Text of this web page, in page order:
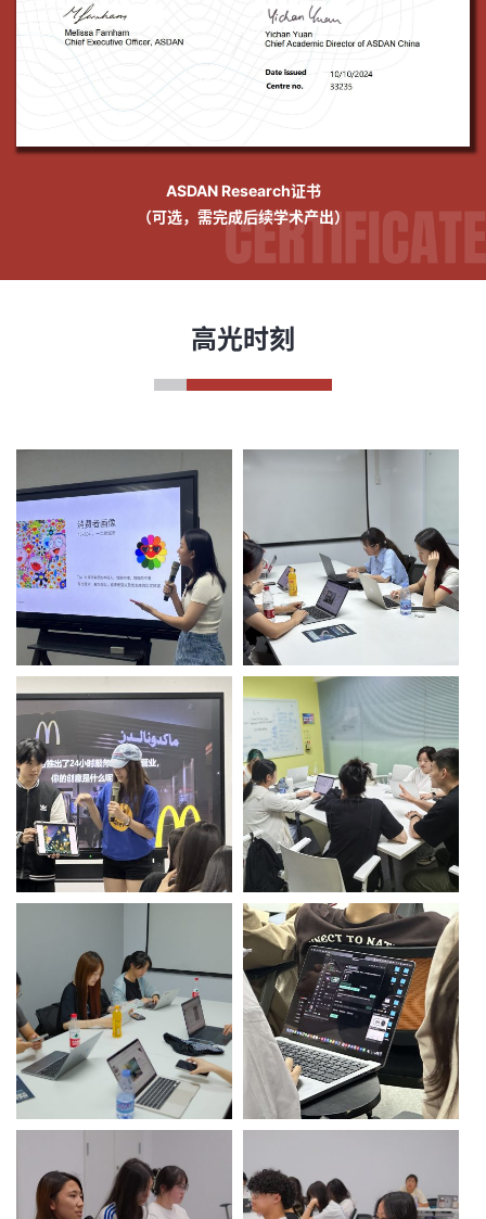
ASDAN Research证书
（可选，需完成后续学术产出）
高光时刻